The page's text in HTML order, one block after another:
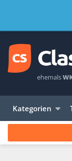
ehemals
Kategorien